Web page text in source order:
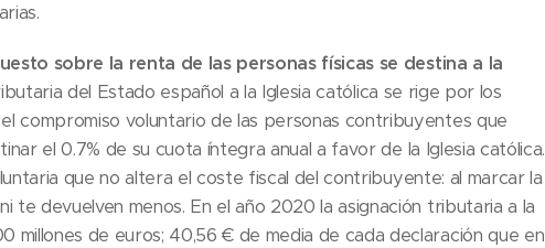
sobre la renta de las personas físicas se destina a la
del Estado español a la Iglesia católica se rige por los
compromiso voluntario de las personas contribuyentes que
el 0.7% de su cuota íntegra anual a favor de la Iglesia católica.
que no altera el coste fiscal del contribuyente: al marcar la
te devuelven menos. En el año 2020 la asignación tributaria a la
millones de euros; 40,56 € de media de cada declaración que en